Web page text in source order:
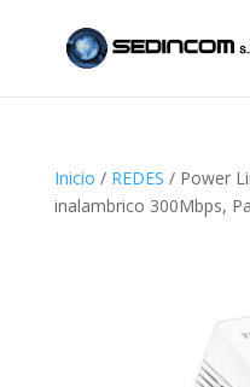
Inicio / REDES / Power
inalambrico 300Mbps,